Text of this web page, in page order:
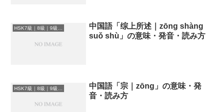
中国語「综上所述｜zōng shàng
suǒ shù」の意味・発音・読み方
中国語「宗｜zōng」の意味・発
音・読み方